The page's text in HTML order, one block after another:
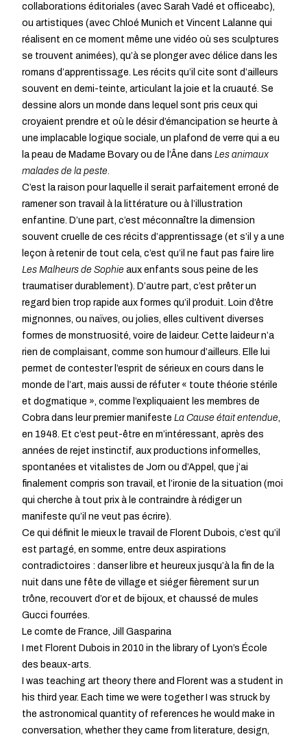
collaborations éditoriales (avec Sarah Vadé et officeabc),
ou artistiques (avec Chloé Munich et Vincent Lalanne qui
réalisent en ce moment même une vidéo où ses sculptures
se trouvent animées), qu’à se plonger avec délice dans les
romans d’apprentissage. Les récits qu’il cite sont d’ailleurs
souvent en demi-teinte, articulant la joie et la cruauté. Se
dessine alors un monde dans lequel sont pris ceux qui
croyaient prendre et où le désir d’émancipation se heurte à
une implacable logique sociale, un plafond de verre qui a eu
la peau de Madame Bovary ou de l’Âne dans Les animaux
malades de la peste.
C’est la raison pour laquelle il serait parfaitement erroné de
ramener son travail à la littérature ou à l’illustration
enfantine. D’une part, c’est méconnaître la dimension
souvent cruelle de ces récits d’apprentissage (et s’il y a une
leçon à retenir de tout cela, c’est qu’il ne faut pas faire lire
Les Malheurs de Sophie aux enfants sous peine de les
traumatiser durablement). D’autre part, c’est prêter un
regard bien trop rapide aux formes qu’il produit. Loin d’être
mignonnes, ou naïves, ou jolies, elles cultivent diverses
formes de monstruosité, voire de laideur. Cette laideur n’a
rien de complaisant, comme son humour d’ailleurs. Elle lui
permet de contester l’esprit de sérieux en cours dans le
monde de l’art, mais aussi de réfuter « toute théorie stérile
et dogmatique », comme l’expliquaient les membres de
Cobra dans leur premier manifeste La Cause était entendue,
en 1948. Et c’est peut-être en m’intéressant, après des
années de rejet instinctif, aux productions informelles,
spontanées et vitalistes de Jorn ou d’Appel, que j’ai
finalement compris son travail, et l’ironie de la situation (moi
qui cherche à tout prix à le contraindre à rédiger un
manifeste qu’il ne veut pas écrire).
Ce qui définit le mieux le travail de Florent Dubois, c’est qu’il
est partagé, en somme, entre deux aspirations
contradictoires : danser libre et heureux jusqu’à la fin de la
nuit dans une fête de village et siéger fièrement sur un
trône, recouvert d’or et de bijoux, et chaussé de mules
Gucci fourrées.
Le comte de France, Jill Gasparina
I met Florent Dubois in 2010 in the library of Lyon’s École
des beaux-arts.
I was teaching art theory there and Florent was a student in
his third year. Each time we were together I was struck by
the astronomical quantity of references he would make in
conversation, whether they came from literature, design,